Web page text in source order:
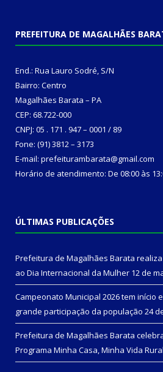
PREFEITURA DE MAGALHÃES
End.: Rua Lauro Sodré, S/N
Bairro: Centro
Magalhães Barata – PA
CEP: 68.722-000
CNPJ: 05 . 171 . 947 – 0001 / 89
Fone: (91) 3812 – 3173
E-mail: prefeiturambarata@gmail.com
Horário de atendimento: De 08:00 às
ÚLTIMAS PUBLICAÇÕES
Prefeitura de Magalhães Barata
ao Dia Internacional da Mulher 12 de
Campeonato Municipal 2026 tem início
grande participação da população 24
Prefeitura de Magalhães Barata
Programa Minha Casa, Minha Vida Rural